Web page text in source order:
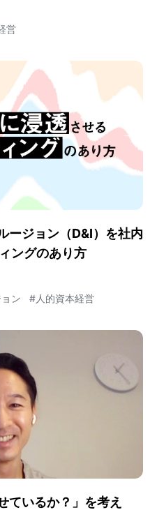
営
ージョン（D&I）を社内
ングのあり方
ン #人的資本経営
ているか？」を考え